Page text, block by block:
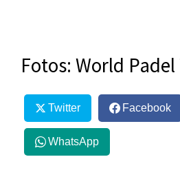
Fotos: World
Twitter Facebook
WhatsApp